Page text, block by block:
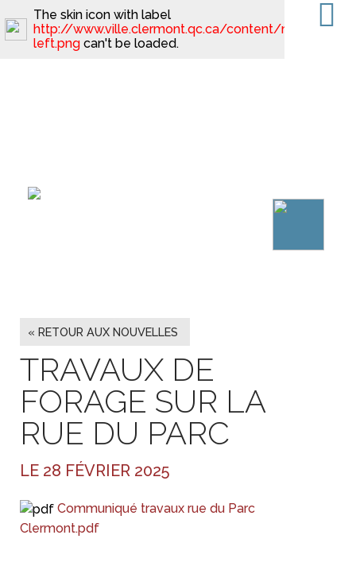
« RETOUR AUX NOUVELLES
TRAVAUX DE
FORAGE SUR LA
RUE DU PARC
LE 28 FÉVRIER 2025
Communiqué travaux rue du Parc
Clermont.pdf
The skin icon with label
http://www.ville.clermont.qc.ca/content/
left.png can't be loaded.